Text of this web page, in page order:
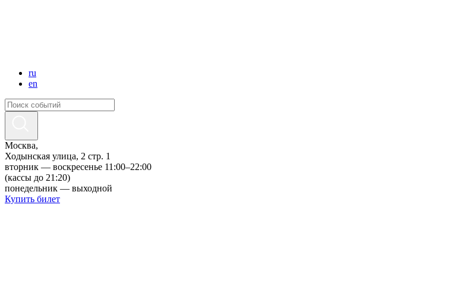
ru
en
Москва,
Ходынская улица, 2 стр. 1
вторник — воскресенье 11:00–22:00
(кассы до 21:20)
понедельник — выходной
Купить билет